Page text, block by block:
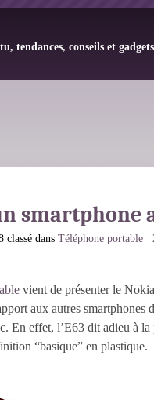
tendances, conseils et
smartphone
classé dans Téléphone portable
vient de présenter le
aux autres smartphones
En effet, l’E63 dit adieu à
“basique” en plastique.